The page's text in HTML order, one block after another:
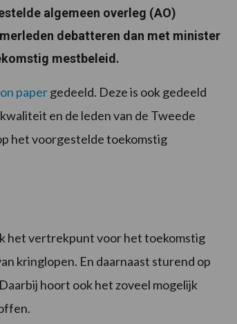
algemeen overleg (AO)
debatteren dan met minister
mestbeleid.
papergedeeld. Deze is ook gedeeld
en de leden van de Tweede
het voorgestelde toekomstig
het vertrekpunt voor het toekomstig
kringlopen. En daarnaast sturend op
hoort ook het zoveel mogelijk